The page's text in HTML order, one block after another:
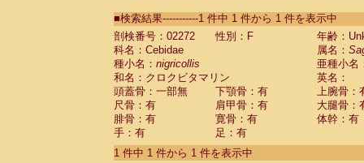
CebidaeSaguinus labiatus(0)
Cebidae Saguinus leucopus (0)
Cebidae
CebidaeSaguinus mystax
CebidaeSaguinus nigricollis (1)
Cebidae Saguinus oedipus
Cebidae Saguinus weddelli
Cebidae Saguinusspp.
Cebidae Aotus trivirgatus
Cebidae Cebus albifrons
■検索結果-----------1 件中 1 件から 1 件を表示中
剖検番号：02272
性別：F
年齢：
科名：Cebidae
属名：
種小名： nigricollis
亜種小名
和名：クロクビタマリン
英名：
頭蓋骨：一部無
下顎骨：有
上腕骨：
尺骨：有
肩甲骨：有
大腿骨：
腓骨：有
寛骨：有
体幹：有
手：有
足：有
1 件中 1 件から 1 件を表示中